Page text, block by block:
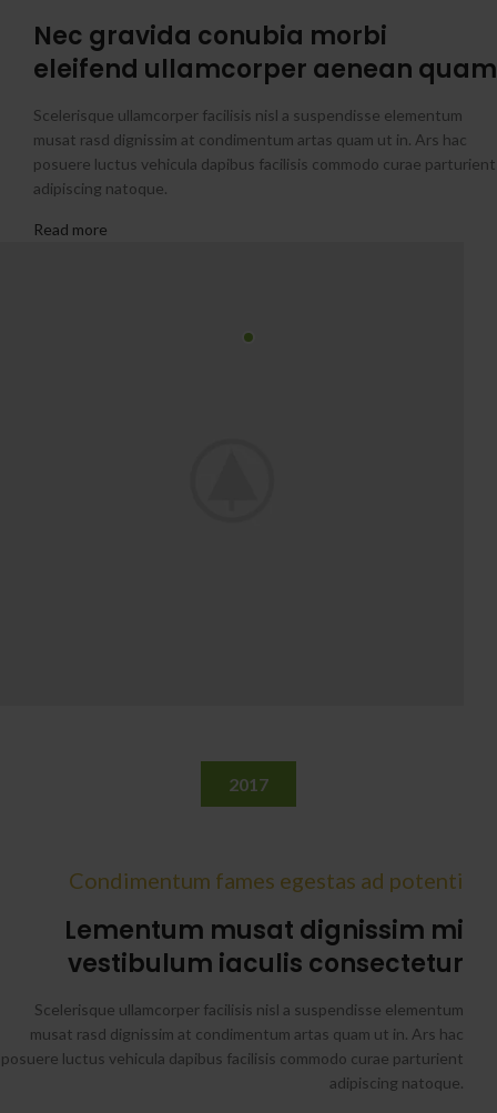
Nec gravida conubia morbi
eleifend ullamcorper aenean quam
Scelerisque ullamcorper facilisis nisl a suspendisse elementum
musat rasd dignissim at condimentum artas quam ut in. Ars hac
posuere luctus vehicula dapibus facilisis commodo curae parturient
adipiscing natoque.
Read more
2017
Condimentum fames egestas ad potenti
Lementum musat dignissim mi
vestibulum iaculis consectetur
Scelerisque ullamcorper facilisis nisl a suspendisse elementum
musat rasd dignissim at condimentum artas quam ut in. Ars hac
posuere luctus vehicula dapibus facilisis commodo curae parturient
adipiscing natoque.